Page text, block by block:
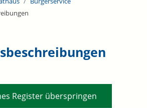
Register überspringen